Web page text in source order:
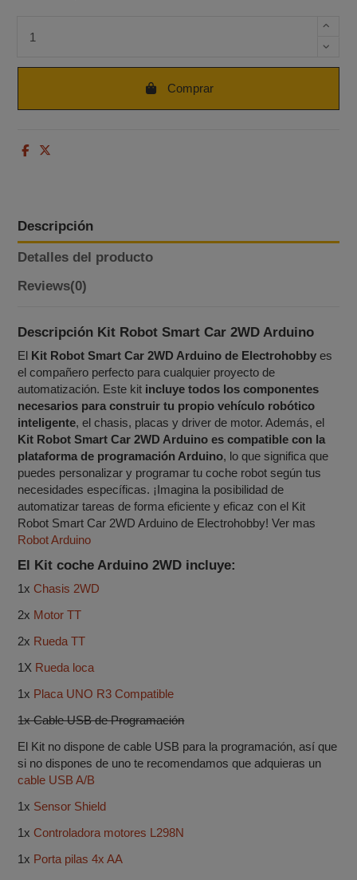
Comprar
Descripción
Detalles del producto
Reviews(0)
Descripción Kit Robot Smart Car 2WD Arduino
El Kit Robot Smart Car 2WD Arduino de Electrohobby es
el compañero perfecto para cualquier proyecto de
automatización. Este kit incluye todos los componentes
necesarios para construir tu propio vehículo robótico
inteligente, el chasis, placas y driver de motor. Además, el
Kit Robot Smart Car 2WD Arduino es compatible con la
plataforma de programación Arduino, lo que significa que
puedes personalizar y programar tu coche robot según tus
necesidades específicas. ¡Imagina la posibilidad de
automatizar tareas de forma eficiente y eficaz con el Kit
Robot Smart Car 2WD Arduino de Electrohobby! Ver mas
Robot Arduino
El Kit coche Arduino 2WD incluye:
1xChasis 2WD
2x Motor TT
2x Rueda TT
1X Rueda loca
1x Placa UNO R3 Compatible
1x Cable USB de Programación
El Kit no dispone de cable USB para la programación, así que
si no dispones de uno te recomendamos que adquieras un
cable USB A/B
1x Sensor Shield
1xControladora motores L298N
1x Porta pilas 4x AA